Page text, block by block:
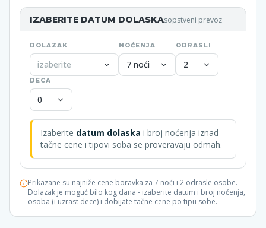
IZABERITE DATUM DOLASKAsopstveni prevoz
DOLAZAK
izaberite
NOĆENJA
7 noći
ODRASLI
2
DECA
0
Izaberite datum dolaska i broj noćenja iznad –
tačne cene i tipovi soba se proveravaju odmah.
Prikazane su najniže cene boravka za 7 noći i 2 odrasle osobe.
Dolazak je moguć bilo kog dana - izaberite datum i broj noćenja,
osoba (i uzrast dece) i dobijate tačne cene po tipu sobe.